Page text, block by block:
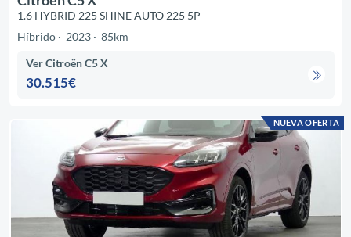
1.6 HYBRID 225 SHINE AUTO 225 5P
Híbrido
2023 85km
Ver Citroën C5 X
30.515€
NUEVA OFERTA